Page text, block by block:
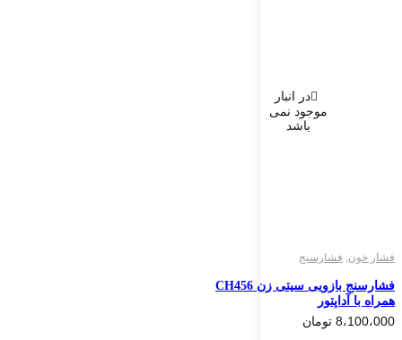
در انبار
موجود نمی
باشد
فشار خون, فشارسنج
فشارسنج بازویی سیتی زن CH456
همراه با آداپتور
8،100،000 تومان